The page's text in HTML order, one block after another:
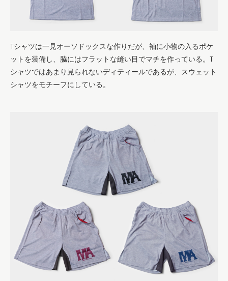
Tシャツは一見オーソドックスな作りだが、袖に小物の入るポケ
ットを装備し、脇にはフラットな縫い目でマチを作っている。T
シャツではあまり見られないディティールであるが、スウェット
シャツをモチーフにしている。